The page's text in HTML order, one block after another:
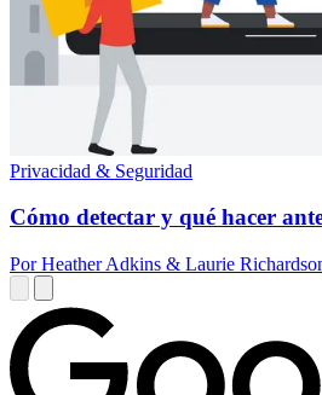
Privacidad & Seguridad
Cómo detectar y qué hacer
Por Heather Adkins & Laurie